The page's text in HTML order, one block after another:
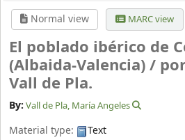
Normal view MARC view
El poblado ibérico de
(Albaida-Valencia) /
Vall de Pla.
By: Vall de Pla, María Angeles
Material type:
Text